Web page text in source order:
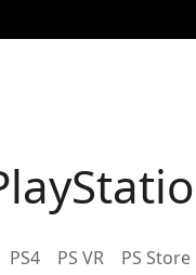
PS4 PS VR PS Store